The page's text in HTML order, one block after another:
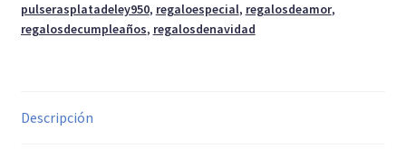
pulserasplatadeley950, regaloespecial, regalosdeamor,
regalosdecumpleaños, regalosdenavidad
Descripción